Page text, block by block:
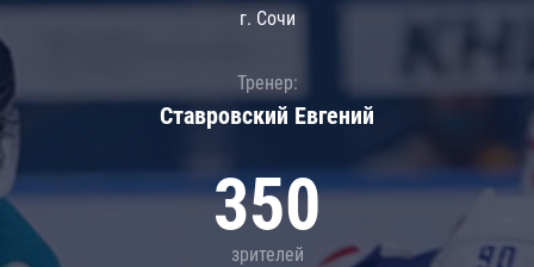
г. Сочи
Тренер:
Ставровский Евгений
350
зрителей